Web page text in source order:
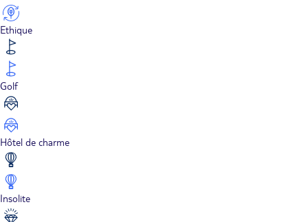
Ethique
Golf
Hôtel de charme
Insolite